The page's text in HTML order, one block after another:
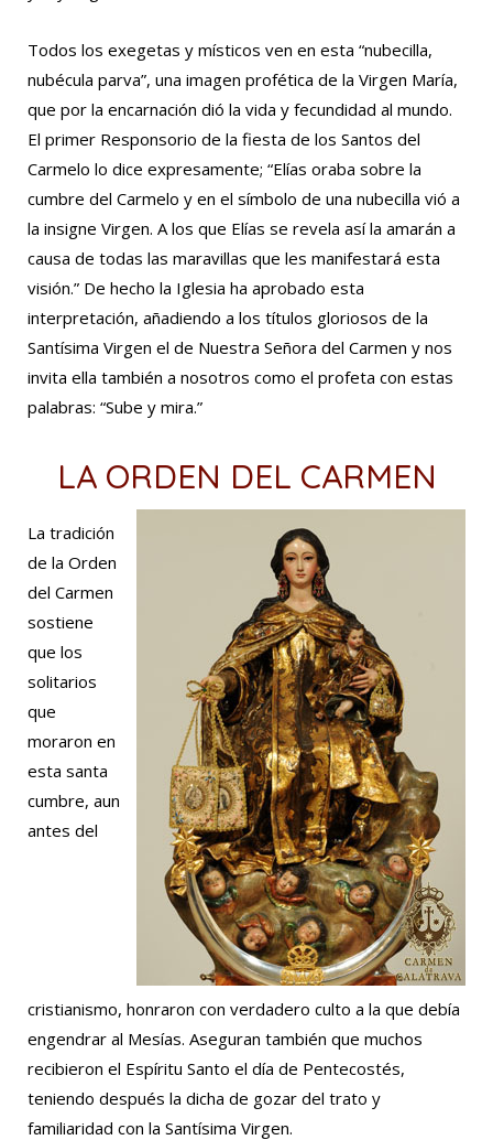
Todos los exegetas y místicos ven en esta “nubecilla,
nubécula parva”, una imagen profética de la Virgen María,
que por la encarnación dió la vida y fecundidad al mundo.
El primer Responsorio de la fiesta de los Santos del
Carmelo lo dice expresamente; “Elías oraba sobre la
cumbre del Carmelo y en el símbolo de una nubecilla vió a
la insigne Virgen. A los que Elías se revela así la amarán a
causa de todas las maravillas que les manifestará esta
visión.” De hecho la Iglesia ha aprobado esta
interpretación, añadiendo a los títulos gloriosos de la
Santísima Virgen el de Nuestra Señora del Carmen y nos
invita ella también a nosotros como el profeta con estas
palabras: “Sube y mira.”
LA ORDEN DEL CARMEN
La tradición
de la Orden
del Carmen
sostiene
que los
solitarios
que
moraron en
esta santa
cumbre, aun
antes del
cristianismo, honraron con verdadero culto a la que debía
engendrar al Mesías. Aseguran también que muchos
recibieron el Espíritu Santo el día de Pentecostés,
teniendo después la dicha de gozar del trato y
familiaridad con la Santísima Virgen.